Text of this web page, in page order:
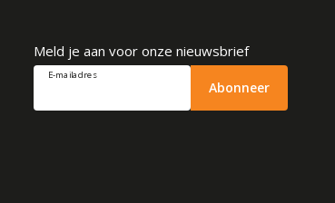
Meld je aan voor onze nieuwsbrief
E-mailadres
Abonneer